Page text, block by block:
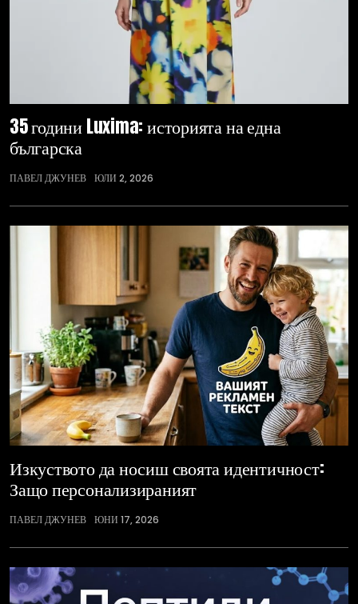
35 години Luxima: историята на една
българска
ПАВЕЛ ДЖУНЕВ ЮЛИ 2, 2026
Изкуството да носиш своята идентичност:
Защо персонализираният
ПАВЕЛ ДЖУНЕВ ЮНИ 17, 2026